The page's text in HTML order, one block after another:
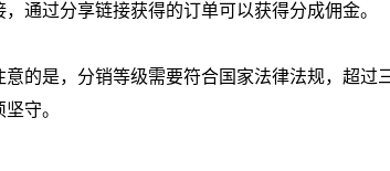
通过分享链接获得的订单可以获得分成佣金。
的是，分销等级需要符合国家法律法规，超过
守。